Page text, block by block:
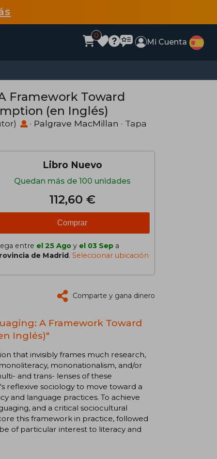
0
Mi Cuenta
Framework Toward
(en Inglés)
· Palgrave MacMillan · Tapa
Libro Nuevo
Quedan más de 100 unidades
112,60 €
Comprar
entre el 25 Ago y el 03 Sep a
de Madrid. Seleccionar ubicación
Comparte y gana dinero
A Framework Toward
Inglés)"
that invisibly frames much research,
mononationalism, and/or
and trans- lenses of these
reflexive sociology to move toward a
and language practices. To achieve
and a critical sociocultural
this framework in practice, followed
of particular interest to literacy and